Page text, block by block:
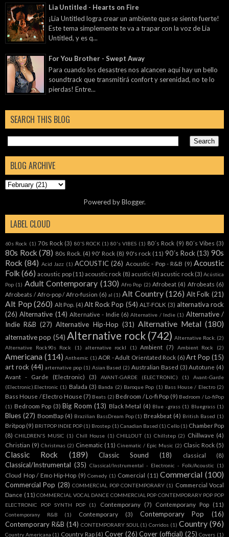
Lia Untitled - Hearts on Fire
¡Lia Untitled logra crear un ambiente que se siente fuerte!
Este tema simplemente te va a trapar con la voz de Lia
Untitled, y es q...
For You Brother - Swept Away
Para cuando los desastres nos alcancen aquí hay un bello
soundtrack que transmitirá confort y serenidad, no te lo
pierdas! Entre...
SEARCH THIS BLOG
BLOG ARCHIVE
Powered byBlogger.
LABEL CLOUD
60s Rock (1) 70s Rock (3) 80'S ROCK (1) 80's VIBES (1) 80´s Rock (9) 80´s Vibes (3)
80s Rock (78) 80s Rock. (4) 90' Rock (8) 90's rock (11) 90´s Rock (13) 90s
Rock (84) Acid Jazz (1) ACOUSTIC (26) Acoustic - Pop - R&B (9) Acoustic
Folk (66) acoustic pop (11) acoustic rock (8) acustic (4) acustic rock (3) Acústica
Pop (1) Adult Contemporary (130) Afro Pop (2) Afrobeat (4) Afrobeats (6)
Afrobeats / Afro-pop / Afro-fusion (6) al (1) Alt Country (126) Alt Folk (21)
Alt Pop (260) Alt Pop. (4) Alt Rock Pop (54) ALT-FOLK (3) alternativa rock
(26) Alternative (14) Alternative - Indie (6) Alternative / Indie (1) Alternative /
Indie R&B (27) Alternative Hip-Hop (31) Alternative Metal (180)
alternative pop (54) Alternative rock (742) Alternative Rock. (2)
Alternative Rock90s Rock
(1) alternative rockl (1) Ambient (7) Ambient Rock (2)
Americana (114) Anthemic (1) AOR - Adult Orientated Rock (6) Art Pop (15)
art rock (44) arternative pop (1) Asian Based (2) Australian Based (3) Autotune (4)
Avant - Garde (Electronic)
(3) AVANT-GARDE (ELECTRONIC) (1)
Avant-Garde
(Electronic).Electronic (1) Balada (3) Banda (2) Baroque Pop (1) Bass House / Electro (2)
Bass House / Electro House (7) Beats (2) Bedroom / Lo-fi Pop (9) Bedroom / Lo-fiPop
(1) Bedroom Pop (3) Big Room (13) Black Metal (4) Blue -grass (1) Bluegrass (1)
Blues (27) BoomBap (4) Brazilian BassDream Pop (1) Breakbeat (4) British Based (1)
Britpop (9) BRITPOP INDIE POP (1) Brostep (1) Canadian Based (1) Cello (1) Chamber Pop
(8) CHILDREN'S MUSIC (1) Chill House (1) CHILLOUT (1) Chillstep (2) Chillwave (4)
Christian (9) Christmas (2) Cinematic (11) Cinematic / Epic Music (2) Clasic Rock (5)
Classic Rock (189) Classic Sound (18) classical (8)
Classical/Instrumental (35) Classical/Instrumental - Electronic - Folk/Acoustic (1)
Cloud Hop / Emo Hip-Hop (9) Comedy (1) Comercial (11) Commercial (100)
Commercial Pop (28) COMMERCIAL POP CONTEMPORARY (1) Commercial Vocal
Dance (11) COMMERCIAL VOCAL DANCE COMMERCIAL POP CONTEMPORARY POP POP
ELECTRONIC POP SYNTH POP
(1) Contemporany (7) Contemporany Pop (11)
Contemporany R&B (1) Contemporary (3) Contemporary Pop
(16)
Contemporary R&B (14) CONTEMPORARY SOUL (1) Corridos (1) Country (96)
Country Americana (1) Country Rap (4) Cover (26) Cover (official) (25) Covers (1)